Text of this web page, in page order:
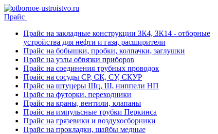
Прайс
Прайс на закладные конструкции ЗК4, ЗК14 - отборные
устройства для нефти и газа, расширители
Прайс на бобышки, пробки, колпачки, заглушки
Прайс на узлы обвязки приборов
Прайс на соединения трубных проводок
Прайс на сосуды СР, СК, СУ, СКУР
Прайс на штуцеры Шц, Ш, ниппели НП
Прайс на футорки, переходники
Прайс на краны, вентили, клапаны
Прайс на импульсные трубки Перкинса
Прайс на грязевики и воздухосборники
Прайс на прокладки, шайбы медные